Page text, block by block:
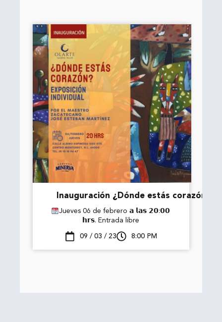
Inauguración ¿Dónde estás corazón?
Jueves 06 de febrero 𝗮 𝗹𝗮𝘀 𝟮𝟬:𝟬𝟬
𝗵𝗿𝘀. Entrada libre
09 / 03 / 23 8:00 PM